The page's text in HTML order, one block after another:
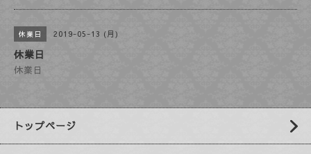
休業日 2019-05-13 (月)
休業日
休業日
トップページ